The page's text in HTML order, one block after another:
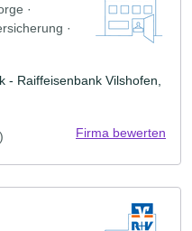
·
·
- Raiffeisenbank Vilshofen,
Firma bewerten